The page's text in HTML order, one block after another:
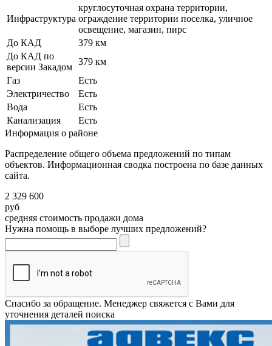
Инфраструктура
круглосуточная охрана территории,
ограждение территории поселка, уличное
освещение, магазин, пирс
До КАД
379 км
До КАД по
версии Закадом
379 км
Газ
Есть
Электричество
Есть
Вода
Есть
Канализация
Есть
Информация о районе
Распределение общего объема предложений по типам
объектов. Информационная сводка построена по базе данных
сайта.
2 329 600
руб
средняя стоимость продажи дома
Нужна помощь в выборе лучших предложений?
Спасибо за обращение. Менеджер свяжется с Вами для
уточнения деталей поиска